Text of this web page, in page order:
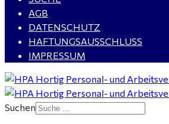
Kalkulator (m/w/d) mit technischen
gesucht für Halle (Saale) - ab 4.000 €
Buchhalter (m/w/d) für Halle
25
AGB
DATENSCHUTZ
HAFTUNGSAUSSCHLUSS
IMPRESSUM
Suchen